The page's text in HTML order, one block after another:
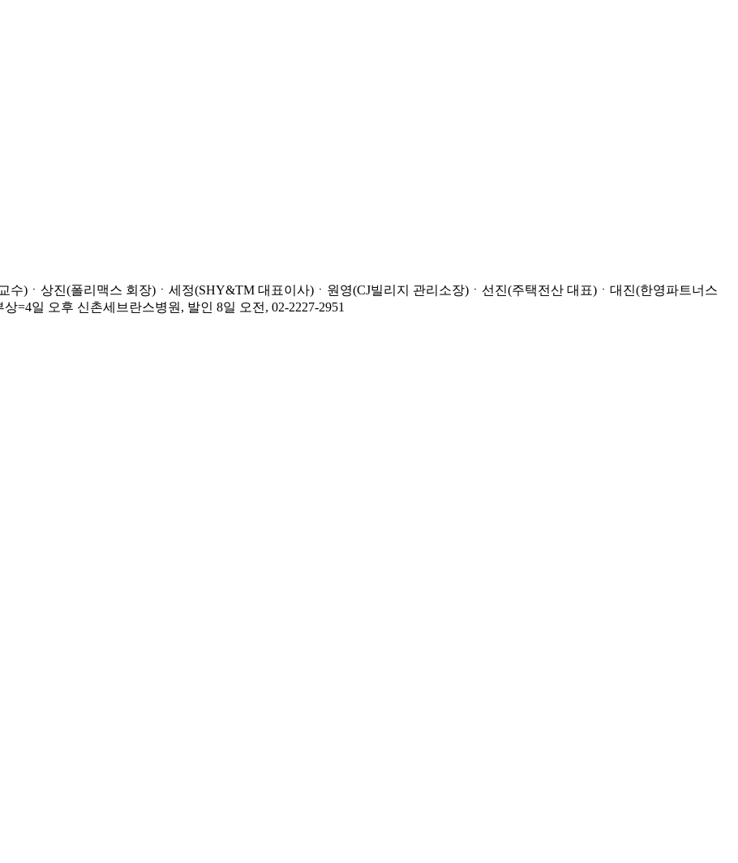
)ㆍ상진(폴리맥스 회장)ㆍ세정(SHY&TM 대표이사)ㆍ원영(CJ빌리지 관리소장)ㆍ선진(주택전산 대표)ㆍ대진(한영파트너스
=4일 오후 신촌세브란스병원, 발인 8일 오전, 02-2227-2951